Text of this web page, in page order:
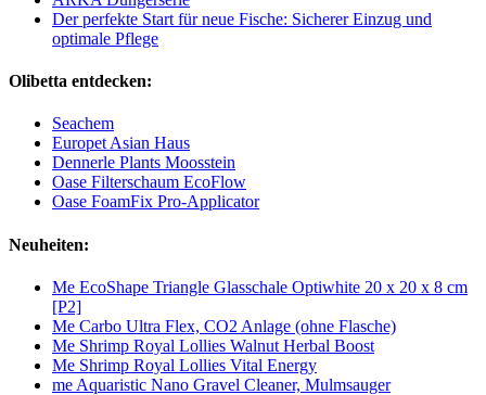
Der perfekte Start für neue Fische: Sicherer Einzug und
optimale Pflege
Olibetta entdecken:
Seachem
Europet Asian Haus
Dennerle Plants Moosstein
Oase Filterschaum EcoFlow
Oase FoamFix Pro-Applicator
Neuheiten:
Me EcoShape Triangle Glasschale Optiwhite 20 x 20 x 8 cm
[P2]
Me Carbo Ultra Flex, CO2 Anlage (ohne Flasche)
Me Shrimp Royal Lollies Walnut Herbal Boost
Me Shrimp Royal Lollies Vital Energy
me Aquaristic Nano Gravel Cleaner, Mulmsauger